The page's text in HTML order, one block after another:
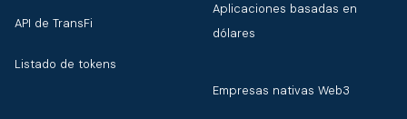
API de TransFi
Listado de tokens
Aplicaciones basadas en
dólares
Empresas nativas Web3